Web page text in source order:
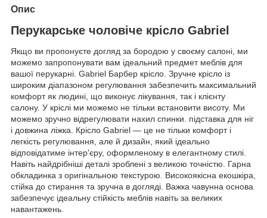
Опис
Перукарське чоловіче крісло Gabriel
Якщо ви пропонуєте догляд за бородою у своєму салоні, ми
можемо запропонувати вам ідеальний предмет меблів для
вашої перукарні. Gabriel Барбер крісло. Зручне крісло із
широким діапазоном регулювання забезпечить максимальний
комфорт як людині, що виконує лікування, так і клієнту
салону. У кріслі ми можемо не тільки встановити висоту. Ми
можемо зручно відрегулювати нахил спинки. підставка для ніг
і довжина ліжка. Крісло Gabriel — це не тільки комфорт і
легкість регулювання, але й дизайн, який ідеально
відповідатиме інтер'єру, оформленому в елегантному стилі.
Навіть найдрібніші деталі зроблені з великою точністю. Гарна
обкладинка з оригінальною текстурою. Високоякісна екошкіра,
стійка до стирання та зручна в догляді. Важка чавунна основа
забезпечує ідеальну стійкість меблів навіть за великих
навантажень.